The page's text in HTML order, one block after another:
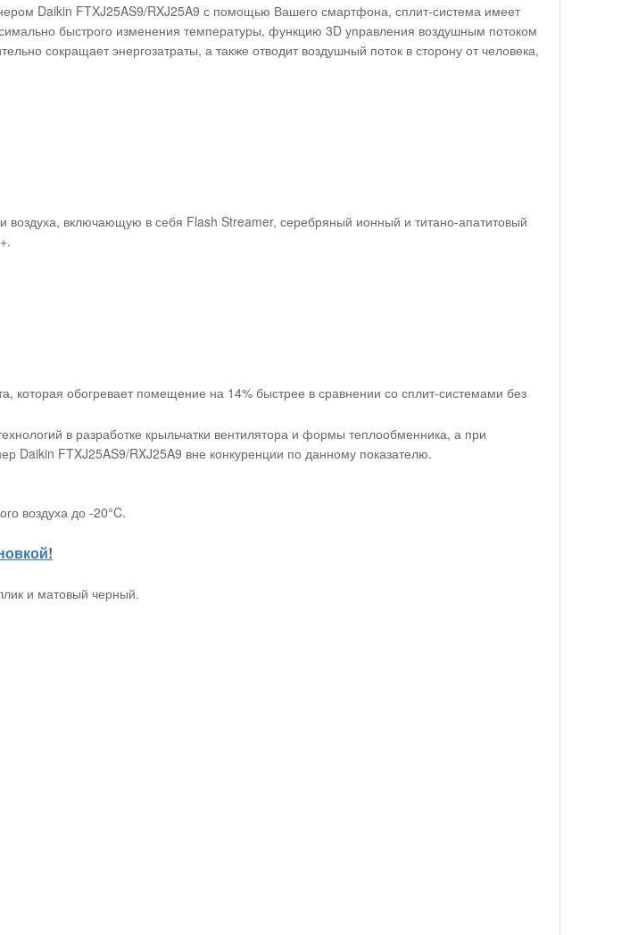
Daikin FTXJ25AS9/RXJ25A9 с помощью Вашего смартфона, сплит-система имеет
быстрого изменения температуры, функцию 3D управления воздушным потоком
сокращает энергозатраты, а также отводит воздушный поток в сторону от человека,
воздуха, включающую в себя Flash Streamer, серебряный ионный и титано-апатитовый
обогревает помещение на 14% быстрее в сравнении со сплит-системами без
в разработке крыльчатки вентилятора и формы теплообменника, а при
Daikin FTXJ25AS9/RXJ25A9 вне конкуренции по данному показателю.
воздуха до -20°C.
!
и матовый черный.